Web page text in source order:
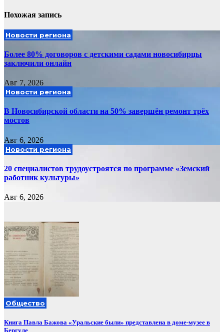
Похожая запись
Новости региона
Более 80% договоров с детскими садами новосибирцы
заключили онлайн
Авг 7, 2026
Новости региона
В Новосибирской области на 50% завершён ремонт трёх
мостов
Авг 6, 2026
Новости региона
20 специалистов трудоустроятся по программе «Земский
работник культуры»
Авг 6, 2026
Общество
Книга Павла Бажова «Уральские были» представлена в доме-музее в
Бергуле